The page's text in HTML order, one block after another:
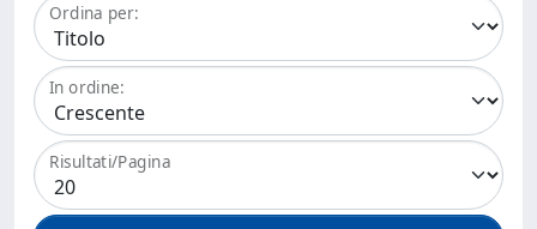
Ordina per:
In ordine:
Risultati/Pagina